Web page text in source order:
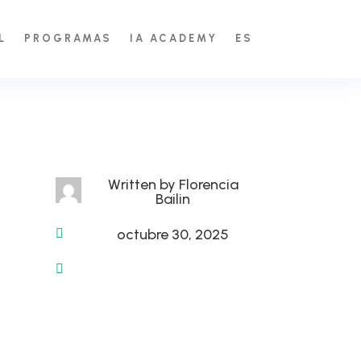
PROGRAMAS IA ACADEMY ES
Written by Florencia
Bailin
 octubre 30, 2025
